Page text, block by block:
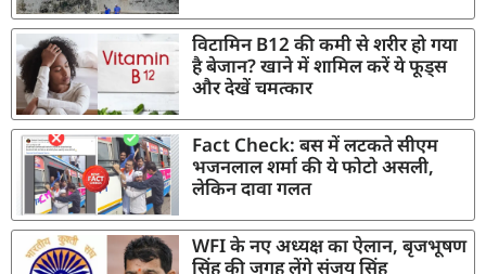
विटामिन B12 की कमी से शरीर हो गया
है बेजान? खाने में शामिल करें ये फूड्स
और देखें चमत्कार
Fact Check: बस में लटकते सीएम
भजनलाल शर्मा की ये फोटो असली,
लेकिन दावा गलत
WFI के नए अध्यक्ष का ऐलान, बृजभूषण
सिंह की जगह लेंगे संजय सिंह